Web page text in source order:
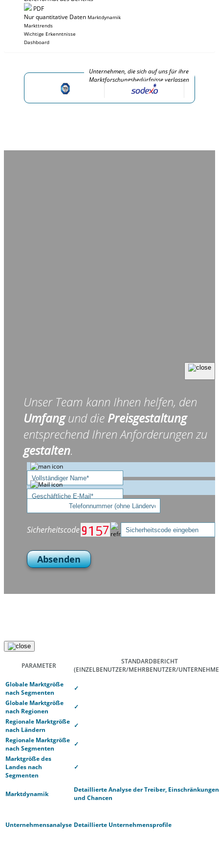
PDF
Nur quantitative Daten Marktdynamik
Markttrends
Wichtige Erkenntnisse
Dashboard
Unternehmen, die sich auf uns für ihre
Marktforschungsbedürfnisse verlassen
Unser Team kann Ihnen helfen, den
Umfangund die Preisgestaltung
entsprechend Ihren Anforderungen zu
gestalten.
Sicherheitscode
Absenden
PARAMETER
STANDARDBERICHT
(EINZELBENUTZER/MEHRBENUTZER/
Globale Marktgröße
nach Segmenten
✓
Globale Marktgröße
nach Regionen
✓
Regionale Marktgröße
nach Ländern
✓
Regionale Marktgröße
nach Segmenten
✓
Marktgröße des
Landes nach
Segmenten
✓
Marktdynamik
Detaillierte Analyse der Treiber, Einschränkungen
und Chancen
Unternehmensanalyse Detaillierte Unternehmensprofile